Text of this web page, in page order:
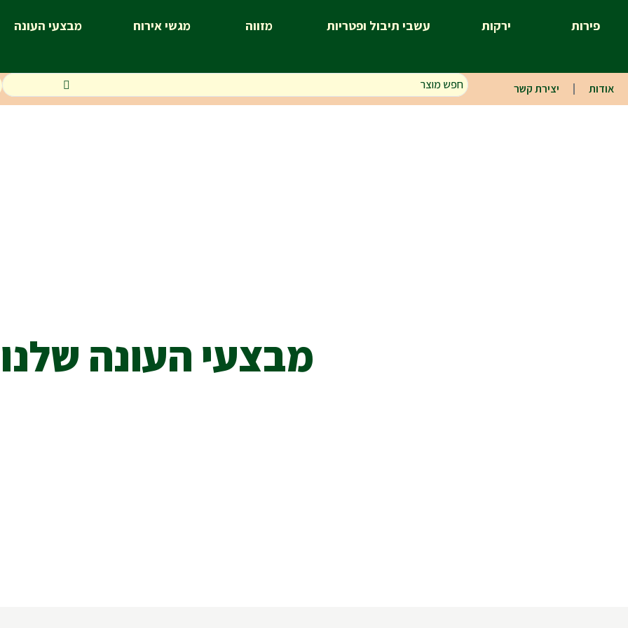
פירות ירקות עשבי תיבול ופטריות מזווה מגשי אירוח מבצעי העונה
אודות יצירת קשר
מבצעי העונה שלנו